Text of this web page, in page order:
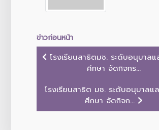
ข่าวก่อนหน้า
โรงเรียนสาธิตมช. ระดับอนุบาลแ
ศึกษา จัดกิจกร...
โรงเรียนสาธิต มช. ระดับอนุบาลแล
ศึกษา จัดกิจก...